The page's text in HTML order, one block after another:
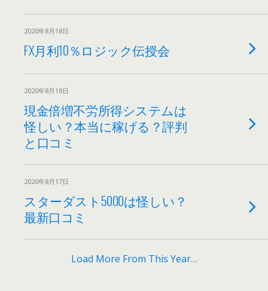
2020年8月18日
FX月利10％ロジック伝授会
2020年8月18日
現金倍増不労所得システムは
怪しい？本当に稼げる？評判
と口コミ
2020年8月17日
スターダスト5000は怪しい？
最新口コミ
Load More From This Year…